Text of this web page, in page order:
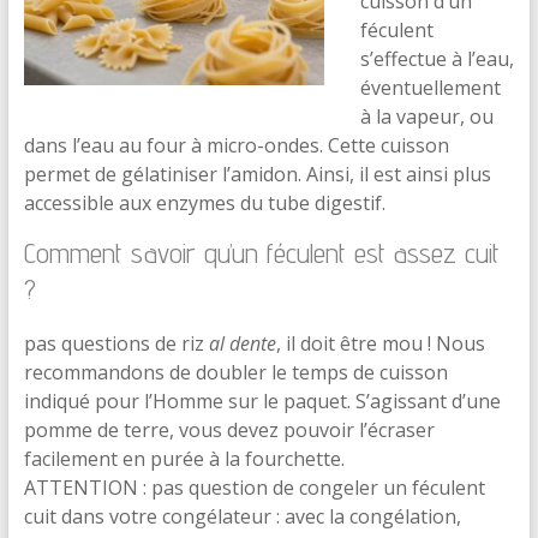
féculent
s’effectue à l’eau,
éventuellement
à la vapeur, ou
dans l’eau au four à micro-ondes. Cette cuisson
permet de gélatiniser l’amidon. Ainsi, il est ainsi plus
accessible aux enzymes du tube digestif.
Comment savoir qu’un féculent est assez cuit
?
pas questions de riz al dente, il doit être mou ! Nous
recommandons de doubler le temps de cuisson
indiqué pour l’Homme sur le paquet. S’agissant d’une
pomme de terre, vous devez pouvoir l’écraser
facilement en purée à la fourchette.
ATTENTION : pas question de congeler un féculent
cuit dans votre congélateur : avec la congélation,